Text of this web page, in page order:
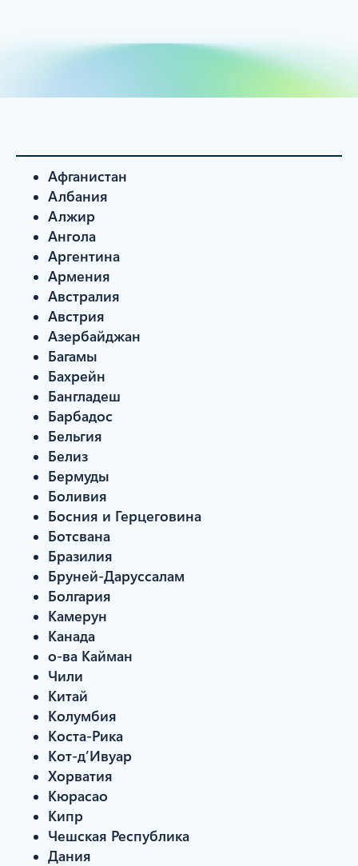
Афганистан
Албания
Алжир
Ангола
Аргентина
Армения
Австралия
Австрия
Азербайджан
Багамы
Бахрейн
Бангладеш
Барбадос
Бельгия
Белиз
Бермуды
Боливия
Босния и Герцеговина
Ботсвана
Бразилия
Бруней-Даруссалам
Болгария
Камерун
Канада
о-ва Кайман
Чили
Китай
Колумбия
Коста-Рика
Кот-д’Ивуар
Хорватия
Кюрасао
Кипр
Чешская Республика
Дания